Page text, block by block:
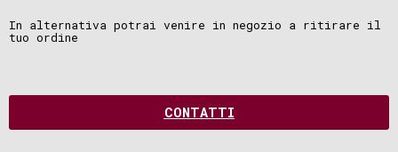
In alternativa potrai venire in negozio a ritirare il
tuo ordine
CONTATTI